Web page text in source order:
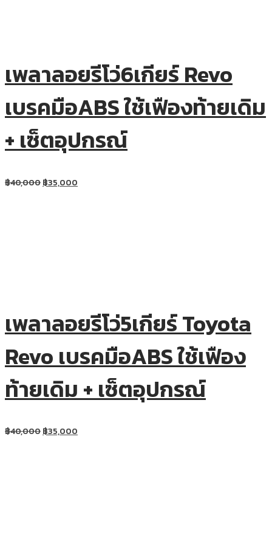
เพลาลอยรีโว่6เกียร์ Revo
เบรคมือABS ใช้เฟืองท้ายเดิม
+ เซ็ตอุปกรณ์
฿40,000฿35,000
เพลาลอยรีโว่5เกียร์ Toyota
Revo เบรคมือABS ใช้เฟือง
ท้ายเดิม + เซ็ตอุปกรณ์
฿40,000฿35,000